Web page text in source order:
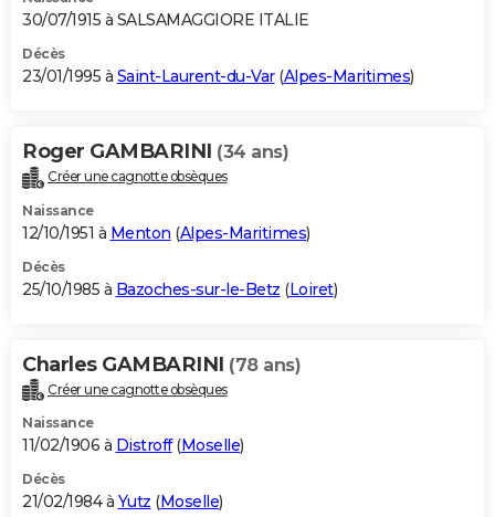
30/07/1915 à SALSAMAGGIORE ITALIE
Décès
23/01/1995 à Saint-Laurent-du-Var(Alpes-Maritimes)
Roger GAMBARINI (34 ans)
Créer une cagnotte obsèques
Naissance
12/10/1951 à Menton (Alpes-Maritimes)
Décès
25/10/1985 à Bazoches-sur-le-Betz (Loiret)
Charles GAMBARINI (78 ans)
Créer une cagnotte obsèques
Naissance
11/02/1906 à Distroff(Moselle)
Décès
21/02/1984 à Yutz (Moselle)